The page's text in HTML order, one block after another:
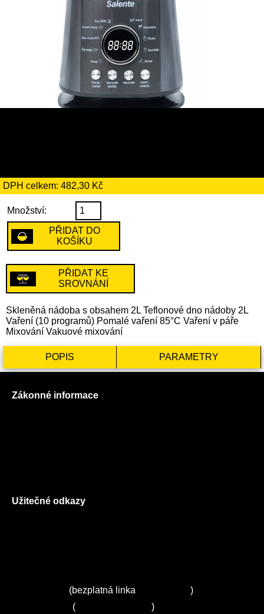
DPH celkem: 482,30 Kč
Množství:
PŘIDAT DO
KOŠÍKU
PŘIDAT KE
SROVNÁNÍ
Skleněná nádoba s obsahem 2L Teflonové dno nádoby 2L
Vaření (10 programů) Pomalé vaření 85°C Vaření v páře
Mixování Vakuové mixování
POPIS PARAMETRY
Zákonné informace
Užitečné odkazy
(bezplatná linka
)
( )